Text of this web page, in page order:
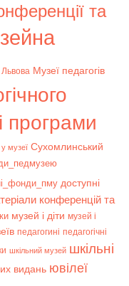
та
Львова Музеї педагогів
програми
музеї Сухомлинський
доступні
конференцій та
музей і діти музей і
педагогині педагогічні
шкільний музей шкільні
видань ювілеї